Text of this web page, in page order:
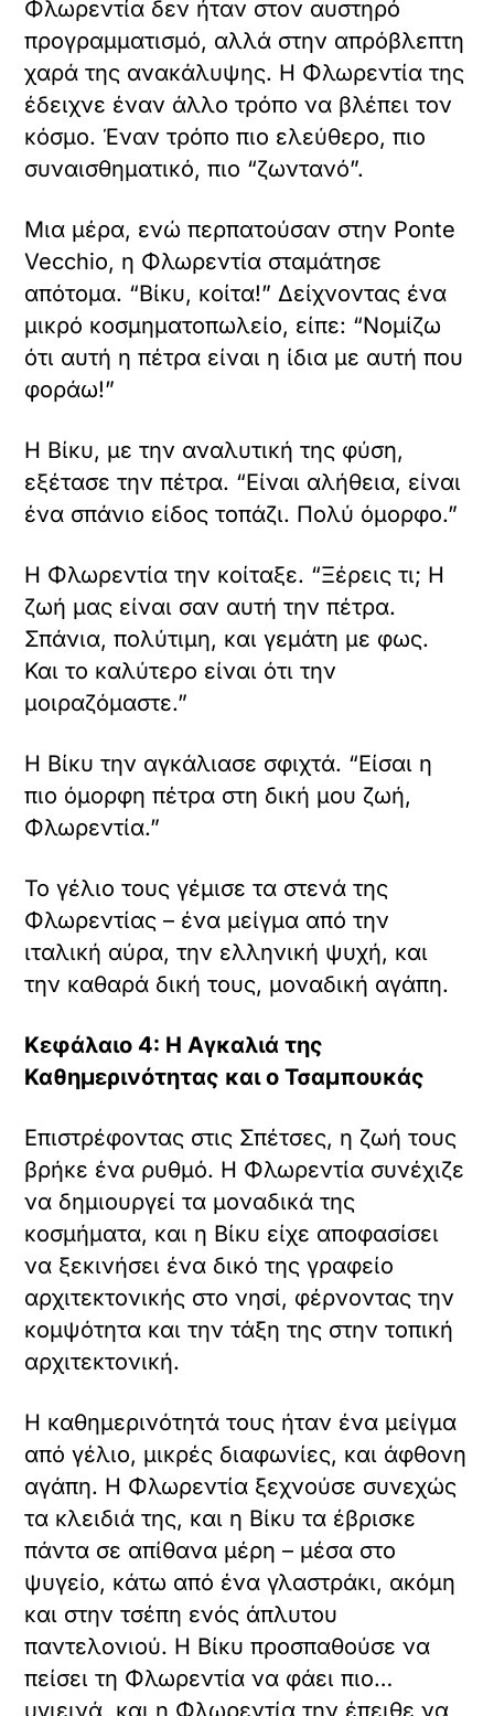
Φλωρεντία δεν ήταν στον αυστηρό
προγραμματισμό, αλλά στην απρόβλεπτη
χαρά της ανακάλυψης. Η Φλωρεντία της
έδειχνε έναν άλλο τρόπο να βλέπει τον
κόσμο. Έναν τρόπο πιο ελεύθερο, πιο
συναισθηματικό, πιο “ζωντανό”.
Μια μέρα, ενώ περπατούσαν στην Ponte
Vecchio, η Φλωρεντία σταμάτησε
απότομα. “Βίκυ, κοίτα!” Δείχνοντας ένα
μικρό κοσμηματοπωλείο, είπε: “Νομίζω
ότι αυτή η πέτρα είναι η ίδια με αυτή που
φοράω!”
Η Βίκυ, με την αναλυτική της φύση,
εξέτασε την πέτρα. “Είναι αλήθεια, είναι
ένα σπάνιο είδος τοπάζι. Πολύ όμορφο.”
Η Φλωρεντία την κοίταξε. “Ξέρεις τι; Η
ζωή μας είναι σαν αυτή την πέτρα.
Σπάνια, πολύτιμη, και γεμάτη με φως.
Και το καλύτερο είναι ότι την
μοιραζόμαστε.”
Η Βίκυ την αγκάλιασε σφιχτά. “Είσαι η
πιο όμορφη πέτρα στη δική μου ζωή,
Φλωρεντία.”
Το γέλιο τους γέμισε τα στενά της
Φλωρεντίας – ένα μείγμα από την
ιταλική αύρα, την ελληνική ψυχή, και
την καθαρά δική τους, μοναδική αγάπη.
Κεφάλαιο 4: Η Αγκαλιά της
Καθημερινότητας και ο Τσαμπουκάς
Επιστρέφοντας στις Σπέτσες, η ζωή τους
βρήκε ένα ρυθμό. Η Φλωρεντία συνέχιζε
να δημιουργεί τα μοναδικά της
κοσμήματα, και η Βίκυ είχε αποφασίσει
να ξεκινήσει ένα δικό της γραφείο
αρχιτεκτονικής στο νησί, φέρνοντας την
κομψότητα και την τάξη της στην τοπική
αρχιτεκτονική.
Η καθημερινότητά τους ήταν ένα μείγμα
από γέλιο, μικρές διαφωνίες, και άφθονη
αγάπη. Η Φλωρεντία ξεχνούσε συνεχώς
τα κλειδιά της, και η Βίκυ τα έβρισκε
πάντα σε απίθανα μέρη – μέσα στο
ψυγείο, κάτω από ένα γλαστράκι, ακόμη
και στην τσέπη ενός άπλυτου
παντελονιού. Η Βίκυ προσπαθούσε να
πείσει τη Φλωρεντία να φάει πιο…